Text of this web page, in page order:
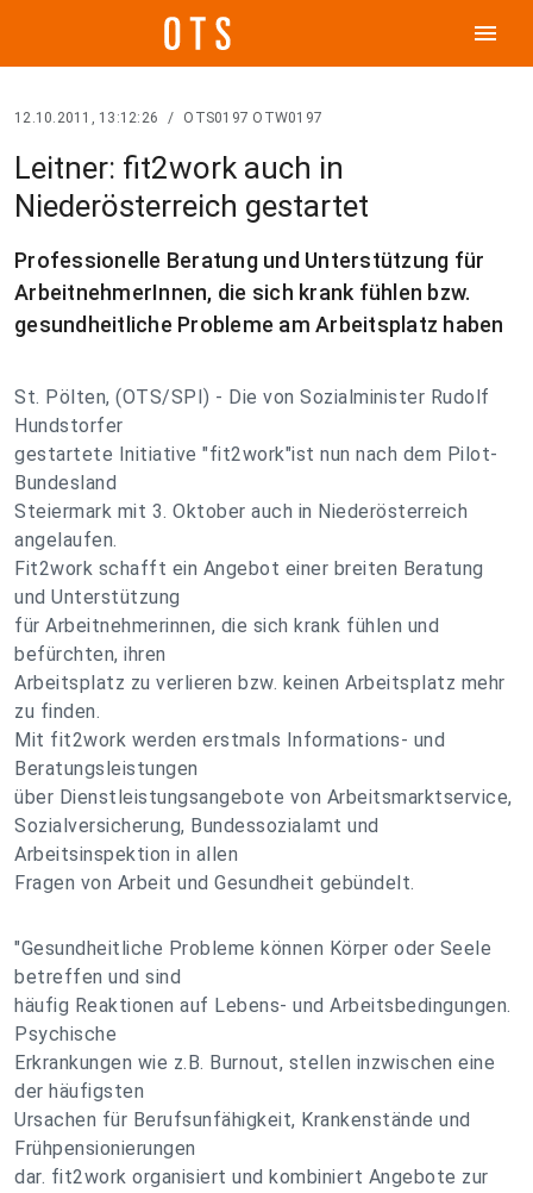
menu
12.10.2011, 13:12:26 / OTS0197 OTW0197
Leitner: fit2work auch in
Niederösterreich gestartet
Professionelle Beratung und Unterstützung für
ArbeitnehmerInnen, die sich krank fühlen bzw.
gesundheitliche Probleme am Arbeitsplatz haben
St. Pölten, (OTS/SPI) - Die von Sozialminister Rudolf
Hundstorfer
gestartete Initiative "fit2work"ist nun nach dem Pilot-
Bundesland
Steiermark mit 3. Oktober auch in Niederösterreich
angelaufen.
Fit2work schafft ein Angebot einer breiten Beratung
und Unterstützung
für Arbeitnehmerinnen, die sich krank fühlen und
befürchten, ihren
Arbeitsplatz zu verlieren bzw. keinen Arbeitsplatz mehr
zu finden.
Mit fit2work werden erstmals Informations- und
Beratungsleistungen
über Dienstleistungsangebote von Arbeitsmarktservice,
Sozialversicherung, Bundessozialamt und
Arbeitsinspektion in allen
Fragen von Arbeit und Gesundheit gebündelt.
"Gesundheitliche Probleme können Körper oder Seele
betreffen und sind
häufig Reaktionen auf Lebens- und Arbeitsbedingungen.
Psychische
Erkrankungen wie z.B. Burnout, stellen inzwischen eine
der häufigsten
Ursachen für Berufsunfähigkeit, Krankenstände und
Frühpensionierungen
dar. fit2work organisiert und kombiniert Angebote zur